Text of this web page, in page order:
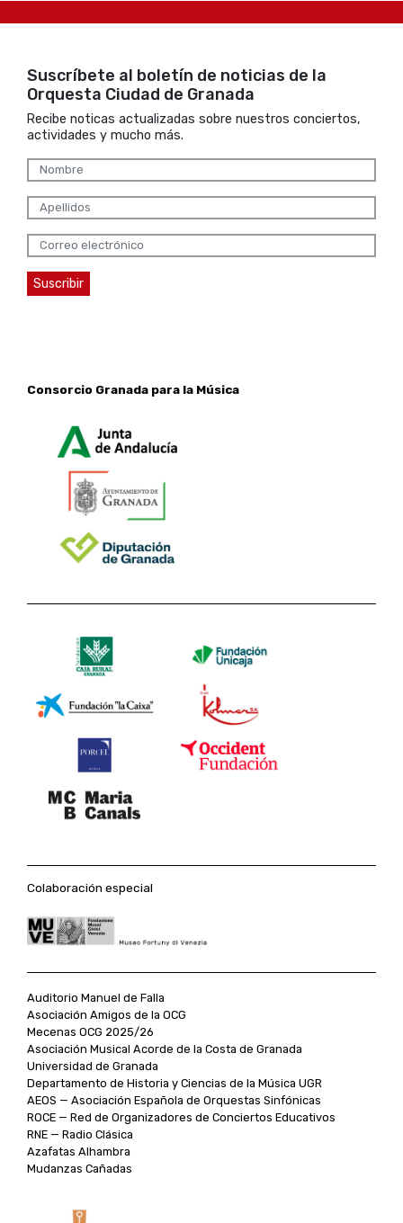
Suscríbete al boletín de noticias de la
Orquesta Ciudad de Granada
Recibe noticas actualizadas sobre nuestros conciertos,
actividades y mucho más.
Consorcio Granada para la Música
Colaboración especial
Auditorio Manuel de Falla
Asociación Amigos de la OCG
Mecenas OCG 2025/26
Asociación Musical Acorde de la Costa de Granada
Universidad de Granada
Departamento de Historia y Ciencias de la Música UGR
AEOS — Asociación Española de Orquestas Sinfónicas
ROCE — Red de Organizadores de Conciertos Educativos
RNE — Radio Clásica
Azafatas Alhambra
Mudanzas Cañadas